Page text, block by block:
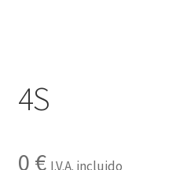
4S
0 € I.V.A. incluido